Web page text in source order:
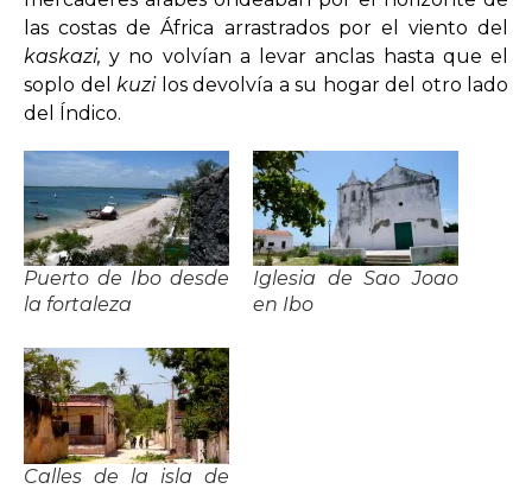
las costas de África arrastrados por el viento del
kaskazi,y no volvían a levar anclas hasta que el
soplo del kuzi los devolvía a su hogar del otro lado
del Índico.
Puerto de Ibo desde
la fortaleza
Iglesia de Sao Joao
en Ibo
Calles de la isla de